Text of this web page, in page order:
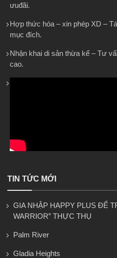
ưuđãi.
Hợp thức hóa – xin phép XD –
mục đích.
Nhận khai di sản thừa kế – Tư
cao.
TIN TỨC MỚI
GIA NHẬP HAPPY PLUS ĐỂ
WARRIOR” THỰC THỤ
Palm River
Gladia Heights